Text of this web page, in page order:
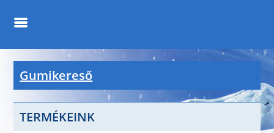
Gumikereső
TERMÉKEINK